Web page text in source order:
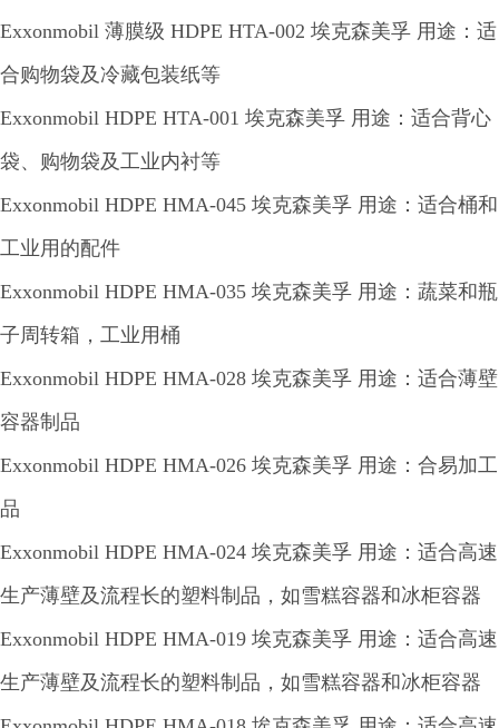
Exxonmobil 薄膜级 HDPE HTA-002 埃克森美孚 用途：适
合购物袋及冷藏包装纸等
Exxonmobil HDPE HTA-001 埃克森美孚 用途：适合背心
袋、购物袋及工业内衬等
Exxonmobil HDPE HMA-045 埃克森美孚 用途：适合桶和
工业用的配件
Exxonmobil HDPE HMA-035 埃克森美孚 用途：蔬菜和瓶
子周转箱，工业用桶
Exxonmobil HDPE HMA-028 埃克森美孚 用途：适合薄壁
容器制品
Exxonmobil HDPE HMA-026 埃克森美孚 用途：合易加工
品
Exxonmobil HDPE HMA-024 埃克森美孚 用途：适合高速
生产薄壁及流程长的塑料制品，如雪糕容器和冰柜容器
Exxonmobil HDPE HMA-019 埃克森美孚 用途：适合高速
生产薄壁及流程长的塑料制品，如雪糕容器和冰柜容器